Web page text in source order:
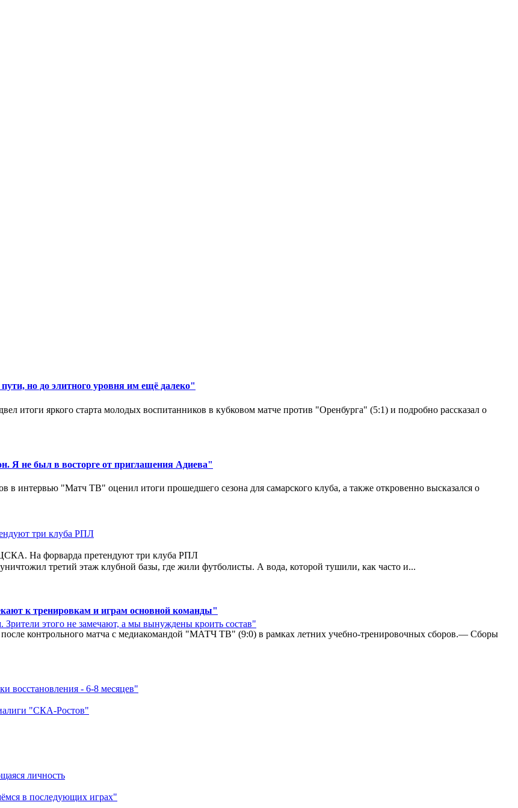
но до элитного уровня им ещё далеко"
итоги яркого старта молодых воспитанников в кубковом матче против "Оренбурга" (5:1) и подробно рассказал о
Я не был в восторге от приглашения Адиева"
интервью "Матч ТВ" оценил итоги прошедшего сезона для самарского клуба, а также откровенно высказался о
третий этаж клубной базы, где жили футболисты. А вода, которой тушили, как часто и...
к тренировкам и играм основной команды"
контрольного матча с медиакомандой "МАТЧ ТВ" (9:0) в рамках летних учебно-тренировочных сборов.— Сборы
На форварда претендуют три клуба РПЛ
этого не замечают, а мы вынуждены кроить состав"
восстановления - 6-8 месяцев"
"СКА-Ростов"
личность
в последующих играх"